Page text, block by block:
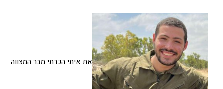
את איתי הכרתי מבר המצווה